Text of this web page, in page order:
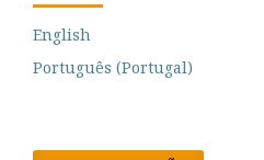
English
Português (Portugal)